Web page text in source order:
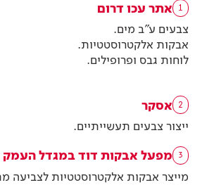
1 אתר עכו דרום
צבעים ע"ב מים.
אבקות אלקטרוסטטיות.
לוחות גבס ופרופילים.
2 אסקר
ייצור צבעים תעשייתיים.
3 מפעל אבקות דוד במגדל העמק
מייצר אבקות אלקטרוסטטיות לצביעה